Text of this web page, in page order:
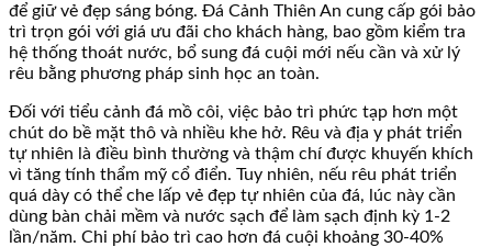
để giữ vẻ đẹp sáng bóng. Đá Cảnh Thiên An cung cấp gói bảo
trì trọn gói với giá ưu đãi cho khách hàng, bao gồm kiểm tra
hệ thống thoát nước, bổ sung đá cuội mới nếu cần và xử lý
rêu bằng phương pháp sinh học an toàn.
Đối với tiểu cảnh đá mồ côi, việc bảo trì phức tạp hơn một
chút do bề mặt thô và nhiều khe hở. Rêu và địa y phát triển
tự nhiên là điều bình thường và thậm chí được khuyến khích
vì tăng tính thẩm mỹ cổ điển. Tuy nhiên, nếu rêu phát triển
quá dày có thể che lấp vẻ đẹp tự nhiên của đá, lúc này cần
dùng bàn chải mềm và nước sạch để làm sạch định kỳ 1-2
lần/năm. Chi phí bảo trì cao hơn đá cuội khoảng 30-40%